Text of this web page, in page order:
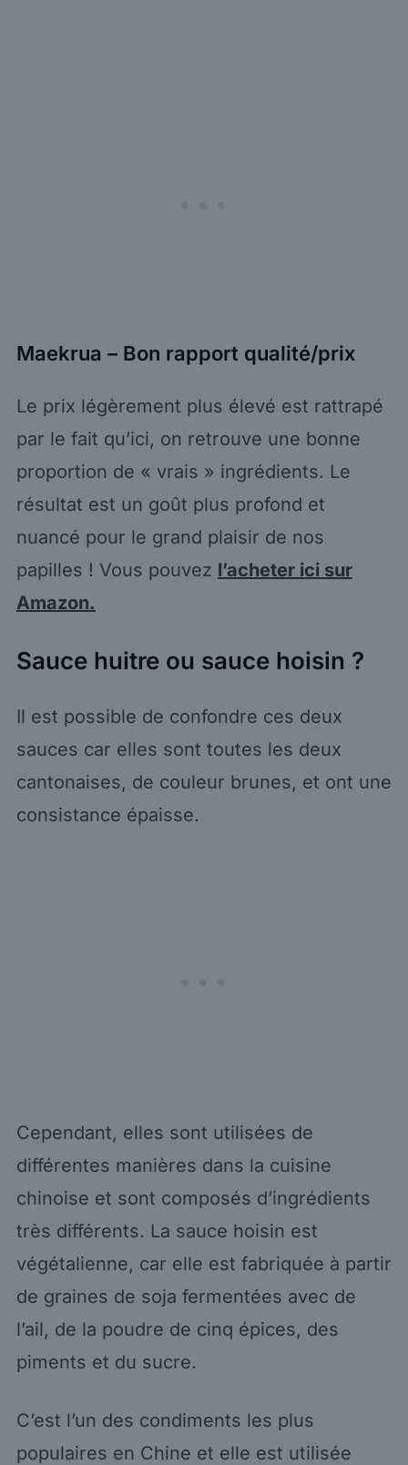
Maekrua – Bon rapport qualité/prix
Le prix légèrement plus élevé est rattrapé
par le fait qu’ici, on retrouve une bonne
proportion de « vrais » ingrédients. Le
résultat est un goût plus profond et
nuancé pour le grand plaisir de nos
papilles ! Vous pouvez l’acheter ici sur
Amazon.
Sauce huitre ou sauce hoisin ?
Il est possible de confondre ces deux
sauces car elles sont toutes les deux
cantonaises, de couleur brunes, et ont une
consistance épaisse.
Cependant, elles sont utilisées de
différentes manières dans la cuisine
chinoise et sont composés d’ingrédients
très différents. La sauce hoisin est
végétalienne, car elle est fabriquée à partir
de graines de soja fermentées avec de
l’ail, de la poudre de cinq épices, des
piments et du sucre.
C’est l’un des condiments les plus
populaires en Chine et elle est utilisée